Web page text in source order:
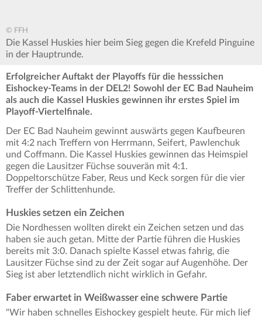
© FFH
Die Kassel Huskies hier beim Sieg gegen die Krefeld Pinguine
in der Hauptrunde.
Erfolgreicher Auftakt der Playoffs für die hesssichen
Eishockey-Teams in der DEL2! Sowohl der EC Bad Nauheim
als auch die Kassel Huskies gewinnen ihr erstes Spiel im
Playoff-Viertelfinale.
Der EC Bad Nauheim gewinnt auswärts gegen Kaufbeuren
mit 4:2 nach Treffern von Herrmann, Seifert, Pawlenchuk
und Coffmann. Die Kassel Huskies gewinnen das Heimspiel
gegen die Lausitzer Füchse souverän mit 4:1.
Doppeltorschütze Faber, Reus und Keck sorgen für die vier
Treffer der Schlittenhunde.
Huskies setzen ein Zeichen
Die Nordhessen wollten direkt ein Zeichen setzen und das
haben sie auch getan. Mitte der Partie führen die Huskies
bereits mit 3:0. Danach spielte Kassel etwas fahrig, die
Lausitzer Füchse sind zu der Zeit sogar auf Augenhöhe. Der
Sieg ist aber letztendlich nicht wirklich in Gefahr.
Faber erwartet in Weißwasser eine schwere Partie
"Wir haben schnelles Eishockey gespielt heute. Für mich lief